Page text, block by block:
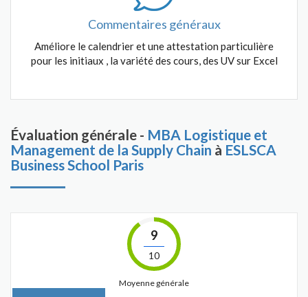
Commentaires généraux
Améliore le calendrier et une attestation particulière
pour les initiaux , la variété des cours, des UV sur Excel
Évaluation générale - MBA Logistique et
Management de la Supply Chain à ESLSCA
Business School Paris
9
10
Moyenne générale